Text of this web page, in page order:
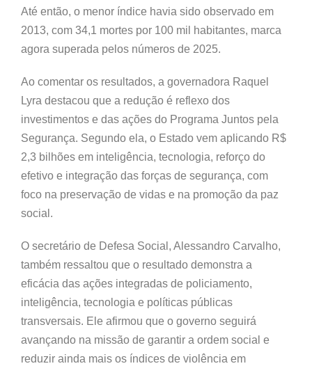
Até então, o menor índice havia sido observado em
2013, com 34,1 mortes por 100 mil habitantes, marca
agora superada pelos números de 2025.
Ao comentar os resultados, a governadora Raquel
Lyra destacou que a redução é reflexo dos
investimentos e das ações do Programa Juntos pela
Segurança. Segundo ela, o Estado vem aplicando R$
2,3 bilhões em inteligência, tecnologia, reforço do
efetivo e integração das forças de segurança, com
foco na preservação de vidas e na promoção da paz
social.
O secretário de Defesa Social, Alessandro Carvalho,
também ressaltou que o resultado demonstra a
eficácia das ações integradas de policiamento,
inteligência, tecnologia e políticas públicas
transversais. Ele afirmou que o governo seguirá
avançando na missão de garantir a ordem social e
reduzir ainda mais os índices de violência em